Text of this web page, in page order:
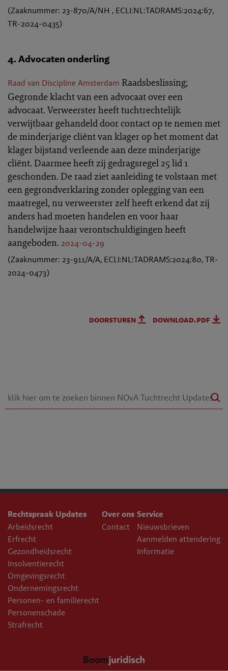
(Zaaknummer: 23-870/A/NH , ECLI:NL:TADRAMS:2024:67,
TR-2024-0435)
4. Advocaten onderling
Raad van Discipline Amsterdam Raadsbeslissing;
Gegronde klacht van een advocaat over een
advocaat. Verweerster heeft tuchtrechtelijk
verwijtbaar gehandeld door contact op te nemen met
de minderjarige cliënt van klager op het moment dat
klager bijstand verleende aan deze minderjarige
cliënt. Daarmee heeft zij gedragsregel 25 lid 1
geschonden. De raad ziet aanleiding te volstaan met
een gegrondverklaring zonder oplegging van een
maatregel, nu verweerster zelf heeft erkend dat zij
anders had moeten handelen en voor haar
handelwijze haar verontschuldigingen heeft
aangeboden. 2024-04-29
(Zaaknummer: 23-911/A/A, ECLI:NL:TADRAMS:2024:80, TR-
2024-0473)
doorsturen download.pdf
Rechtspraak Updates
Arbeidsrecht
Erfrecht
Gezondheidsrecht
Insolventierecht
Omgevingsrecht
Ondernemingsrecht
Personen- en familierecht
Personenschade
Strafrecht
Over ons
Contact
Service
Nieuwsbrieven
Aanmelden attendering
Informatie